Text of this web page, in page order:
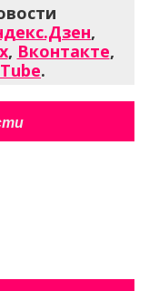
,
, Вконтакте,
.